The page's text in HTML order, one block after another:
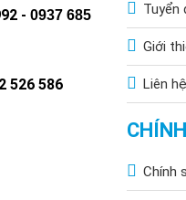
- 0937 685
526 586
Tuyển
Giới
Liên hệ
Chính